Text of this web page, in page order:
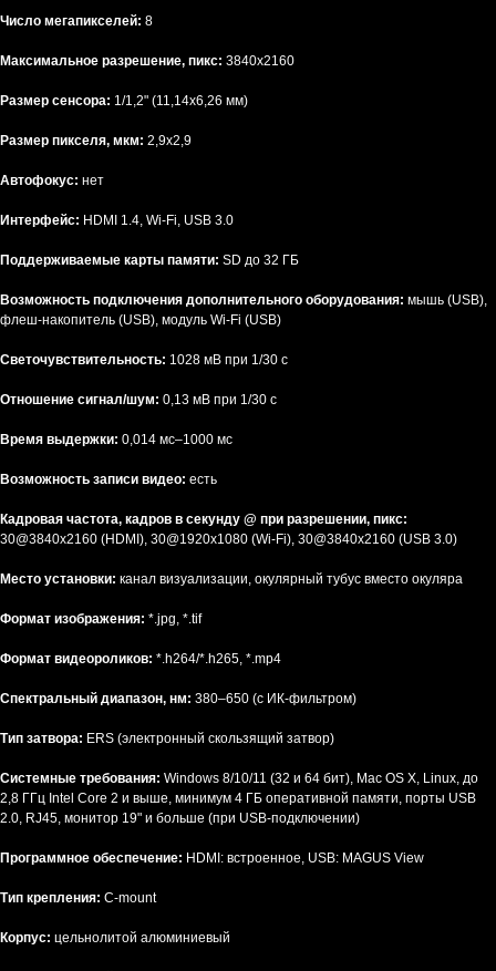
Число мегапикселей: 8
Максимальное разрешение, пикс: 3840x2160
Размер сенсора: 1/1,2" (11,14x6,26 мм)
Размер пикселя, мкм: 2,9x2,9
Автофокус: нет
Интерфейс: HDMI 1.4, Wi-Fi, USB 3.0
Поддерживаемые карты памяти: SD до 32 ГБ
Возможность подключения дополнительного оборудования: мышь (USB),
флеш-накопитель (USB), модуль Wi-Fi (USB)
Светочувствительность: 1028 мВ при 1/30 с
Отношение сигнал/шум: 0,13 мВ при 1/30 с
Время выдержки: 0,014 мс–1000 мс
Возможность записи видео: есть
Кадровая частота, кадров в секунду @ при разрешении, пикс:
30@3840х2160 (HDMI), 30@1920х1080 (Wi-Fi), 30@3840х2160 (USB 3.0)
Место установки: канал визуализации, окулярный тубус вместо окуляра
Формат изображения: *.jpg, *.tif
Формат видеороликов: *.h264/*.h265, *.mp4
Спектральный диапазон, нм: 380–650 (с ИК-фильтром)
Тип затвора: ERS (электронный скользящий затвор)
Системные требования: Windows 8/10/11 (32 и 64 бит), Mac OS X, Linux, до
2,8 ГГц Intel Core 2 и выше, минимум 4 ГБ оперативной памяти, порты USB
2.0, RJ45, монитор 19" и больше (при USB-подключении)
Программное обеспечение: HDMI: встроенное, USB: MAGUS View
Тип крепления: C-mount
Корпус: цельнолитой алюминиевый